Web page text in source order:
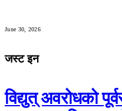
June 30, 2026
जस्ट इन
विद्युत् अवरोधको